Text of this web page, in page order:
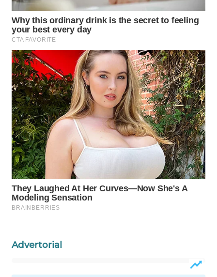
Advertorial
WAHANA
ADVOKAT
WAHANA
INFRASTRUKTUR
WAHANA
KONSUMEN
WAHANA
LISTRIK
WAHANA
TRAVEL
WAHANA
TV
ID